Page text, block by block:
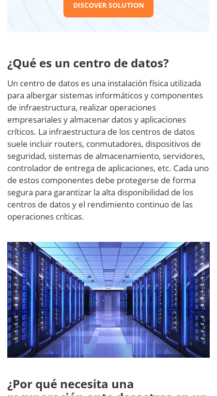
DISCOVER SOLUTION
¿Qué es un centro de datos?
Un centro de datos es una instalación física utilizada
para albergar sistemas informáticos y componentes
de infraestructura, realizar operaciones
empresariales y almacenar datos y aplicaciones
críticos. La infraestructura de los centros de datos
suele incluir routers, conmutadores, dispositivos de
seguridad, sistemas de almacenamiento, servidores,
controlador de entrega de aplicaciones, etc. Cada uno
de estos componentes debe protegerse de forma
segura para garantizar la alta disponibilidad de los
centros de datos y el rendimiento continuo de las
operaciones críticas.
¿Por qué necesita una